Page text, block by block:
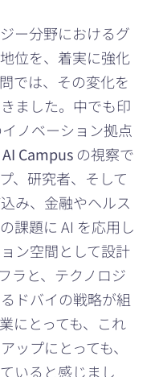
ー分野におけるグ
位を、着実に強化
では、その変化を
ました。中でも印
ノベーション拠点
Campusの視察で
、研究者、そして
み、金融やヘルス
課題に AI を応用し
ン空間として設計
ラと、テクノロジ
ドバイの戦略が組
にとっても、これ
ップにとっても、
いると感じまし